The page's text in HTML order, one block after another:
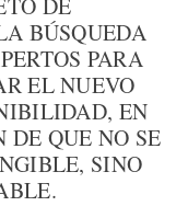
DE
BÚSQUEDA
PARA
EL NUEVO
EN
DE QUE NO SE
SINO